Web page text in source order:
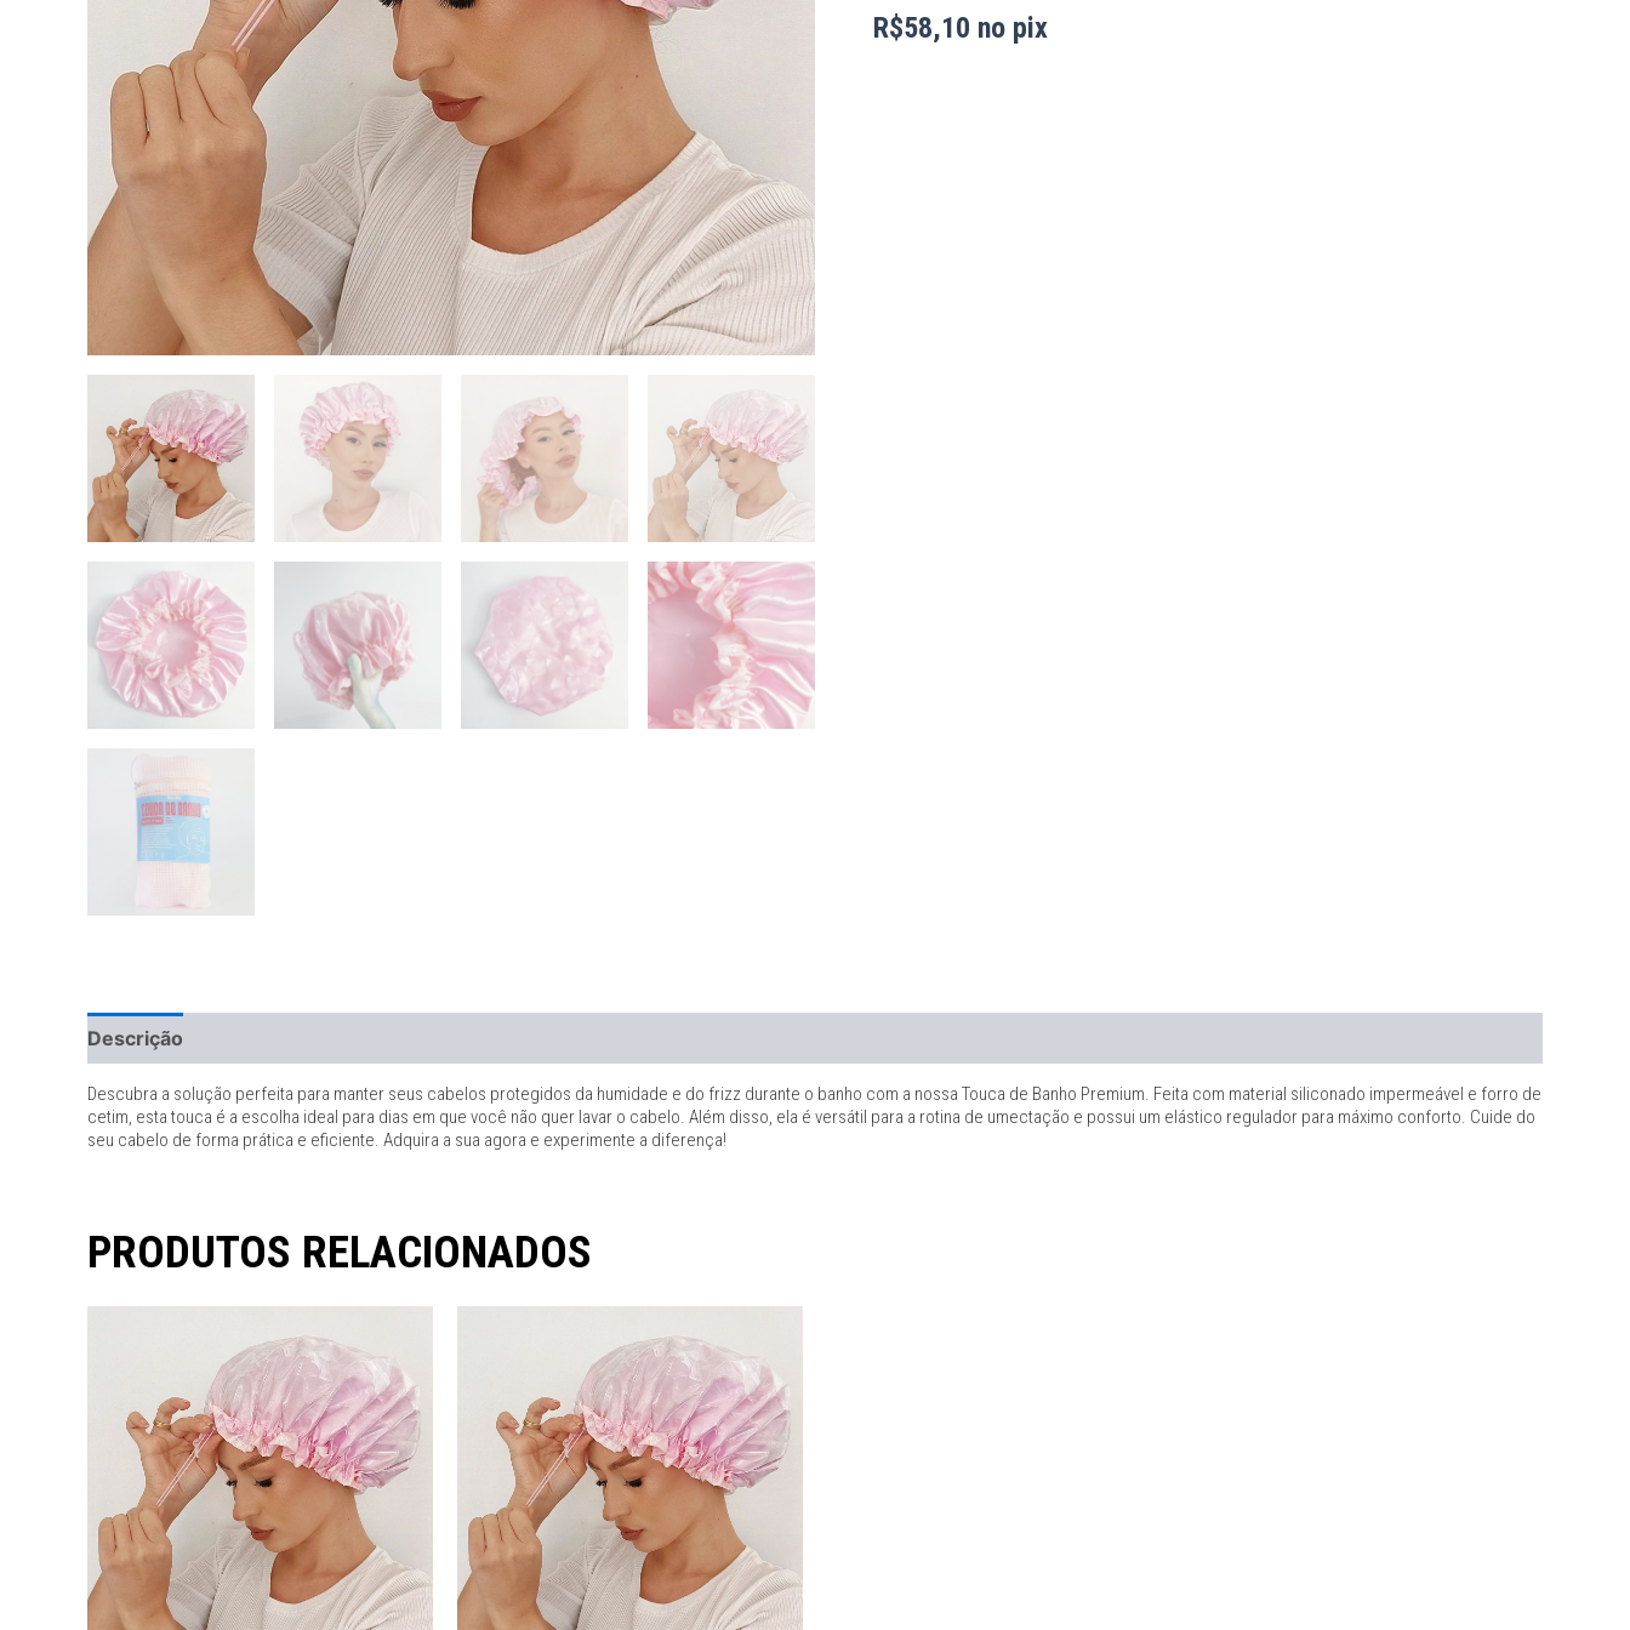
R$58,10 no pix
Descrição
Descubra a solução perfeita para manter seus cabelos protegidos da humidade e do frizz durante o banho com a nossa Touca de Banho Premium. Feita com material siliconado impermeável e forro de
cetim, esta touca é a escolha ideal para dias em que você não quer lavar o cabelo. Além disso, ela é versátil para a rotina de umectação e possui um elástico regulador para máximo conforto. Cuide do
seu cabelo de forma prática e eficiente. Adquira a sua agora e experimente a diferença!
PRODUTOS RELACIONADOS